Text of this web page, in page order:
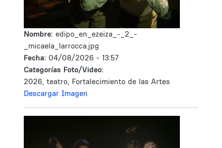
Nombre: edipo_en_ezeiza_-_2_-
_micaela_larrocca.jpg
Fecha: 04/08/2026 - 13:57
Categorías Foto/Video:
2026, teatro, Fortalecimiento de las Artes
Descargar Imagen